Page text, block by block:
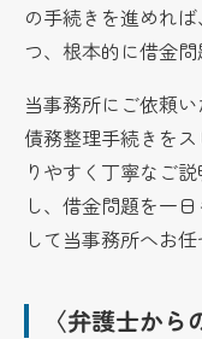
の手続きを進めれ
つ、根本的に借金
当事務所にご依頼
債務整理手続きを
りやすく丁寧なご
し、借金問題を一
して当事務所へお任
〈弁護士から